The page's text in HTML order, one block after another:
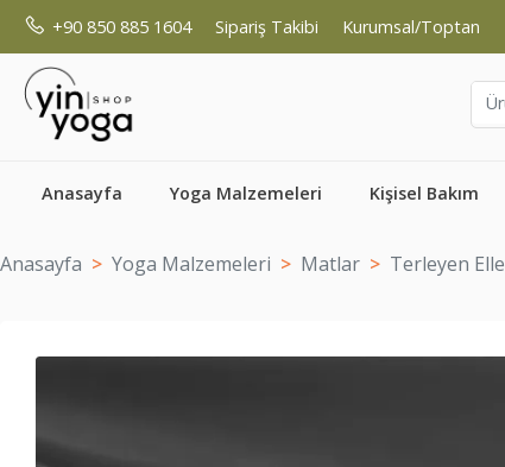
+90 850 885 1604 Sipariş Takibi Kurumsal/Toptan
Anasayfa Yoga Malzemeleri Kişisel Bakım
Anasayfa Yoga Malzemeleri Matlar Terleyen